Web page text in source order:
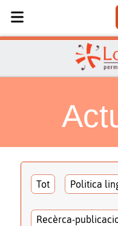
Tot Politica
Recèrca-